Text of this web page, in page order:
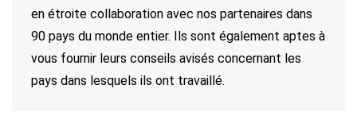
en étroite collaboration avec nos partenaires dans
90 pays du monde entier. Ils sont également aptes à
vous fournir leurs conseils avisés concernant les
pays dans lesquels ils ont travaillé.